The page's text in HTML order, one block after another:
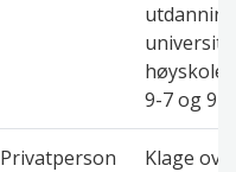
9-7 og 9-8
Privatperson
Klage